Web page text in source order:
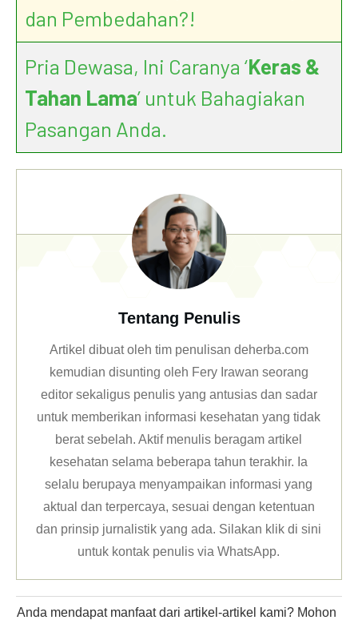
dan Pembedahan?!
Pria Dewasa, Ini Caranya ‘Keras &
Tahan Lama’ untuk Bahagiakan
Pasangan Anda.
Tentang Penulis
Artikel dibuat oleh tim penulisan deherba.com
kemudian disunting oleh Fery Irawan seorang
editor sekaligus penulis yang antusias dan sadar
untuk memberikan informasi kesehatan yang tidak
berat sebelah. Aktif menulis beragam artikel
kesehatan selama beberapa tahun terakhir. Ia
selalu berupaya menyampaikan informasi yang
aktual dan terpercaya, sesuai dengan ketentuan
dan prinsip jurnalistik yang ada. Silakan klikdi sini
untuk kontak penulis via WhatsApp.
Anda mendapat manfaat dari artikel-artikel kami? Mohon